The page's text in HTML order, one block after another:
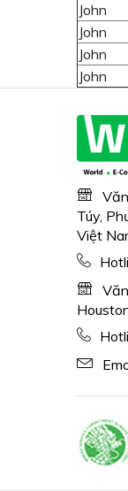
John
John
John
John
Túy,
Việt